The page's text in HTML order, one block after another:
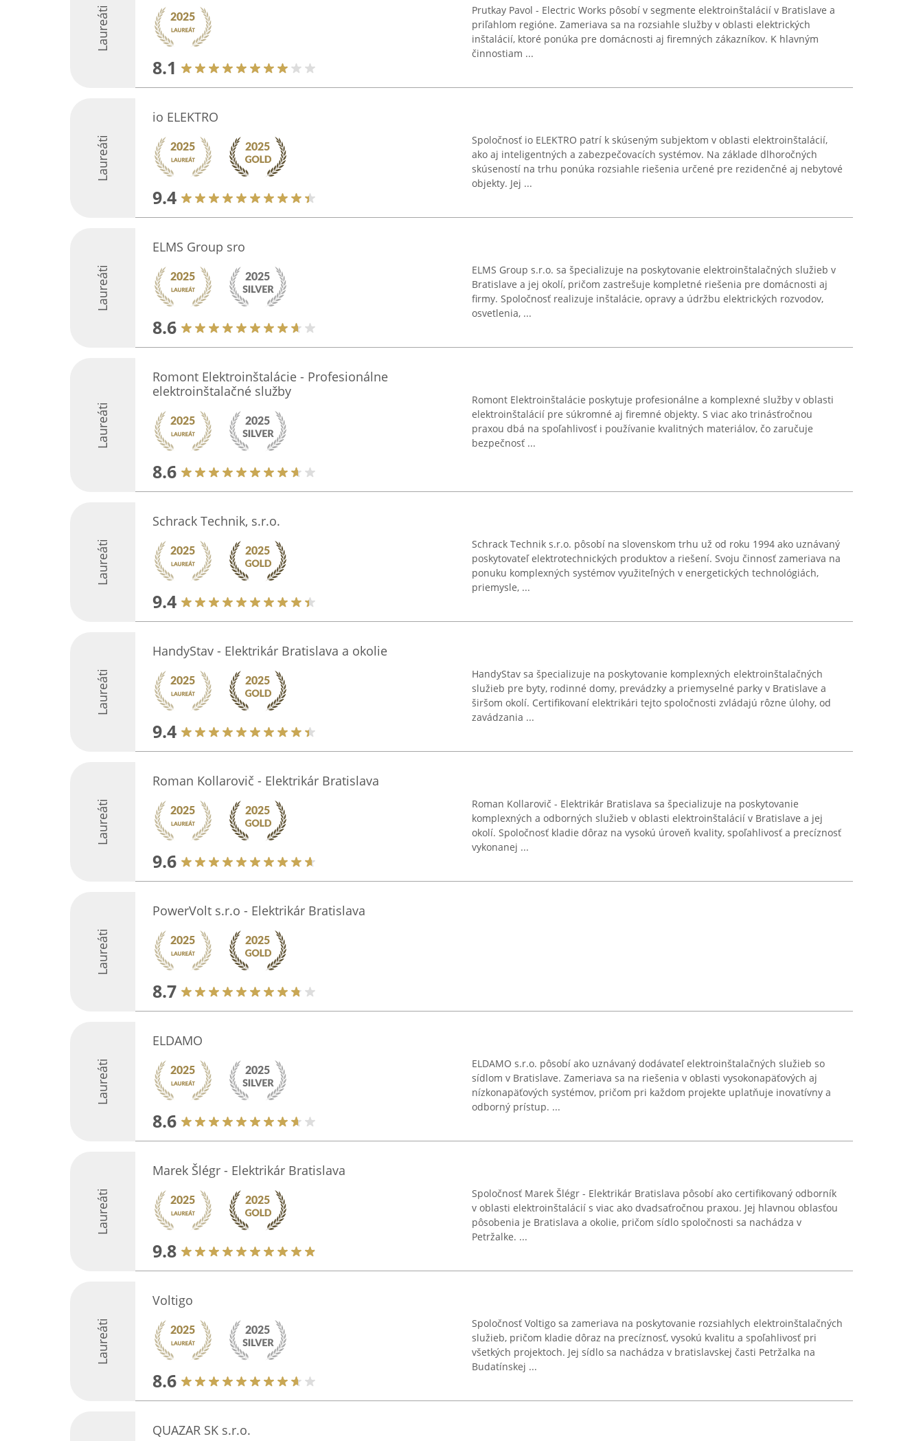
Laureáti
8.1
Prutkay Pavol - Electric Works pôsobí v segmente elektroinštalácií v Bratislave a
priľahlom regióne. Zameriava sa na rozsiahle služby v oblasti elektrických
inštalácií, ktoré ponúka pre domácnosti aj firemných zákazníkov. K hlavným
činnostiam ...
Laureáti
io ELEKTRO
9.4
Spoločnosť io ELEKTRO patrí k skúseným subjektom v oblasti elektroinštalácií,
ako aj inteligentných a zabezpečovacích systémov. Na základe dlhoročných
skúseností na trhu ponúka rozsiahle riešenia určené pre rezidenčné aj nebytové
objekty. Jej ...
Laureáti
ELMS Group sro
8.6
ELMS Group s.r.o. sa špecializuje na poskytovanie elektroinštalačných služieb v
Bratislave a jej okolí, pričom zastrešuje kompletné riešenia pre domácnosti aj
firmy. Spoločnosť realizuje inštalácie, opravy a údržbu elektrických rozvodov,
osvetlenia, ...
Laureáti
Romont Elektroinštalácie - Profesionálne
elektroinštalačné služby
8.6
Romont Elektroinštalácie poskytuje profesionálne a komplexné služby v oblasti
elektroinštalácií pre súkromné aj firemné objekty. S viac ako trinásťročnou
praxou dbá na spoľahlivosť i používanie kvalitných materiálov, čo zaručuje
bezpečnosť ...
Laureáti
Schrack Technik, s.r.o.
9.4
Schrack Technik s.r.o. pôsobí na slovenskom trhu už od roku 1994 ako uznávaný
poskytovateľ elektrotechnických produktov a riešení. Svoju činnosť zameriava na
ponuku komplexných systémov využiteľných v energetických technológiách,
priemysle, ...
Laureáti
HandyStav - Elektrikár Bratislava a okolie
9.4
HandyStav sa špecializuje na poskytovanie komplexných elektroinštalačných
služieb pre byty, rodinné domy, prevádzky a priemyselné parky v Bratislave a
širšom okolí. Certifikovaní elektrikári tejto spoločnosti zvládajú rôzne úlohy, od
zavádzania ...
Laureáti
Roman Kollarovič - Elektrikár Bratislava
9.6
Roman Kollarovič - Elektrikár Bratislava sa špecializuje na poskytovanie
komplexných a odborných služieb v oblasti elektroinštalácií v Bratislave a jej
okolí. Spoločnosť kladie dôraz na vysokú úroveň kvality, spoľahlivosť a precíznosť
vykonanej ...
Laureáti
PowerVolt s.r.o - Elektrikár Bratislava
8.7
Laureáti
ELDAMO
8.6
ELDAMO s.r.o. pôsobí ako uznávaný dodávateľ elektroinštalačných služieb so
sídlom v Bratislave. Zameriava sa na riešenia v oblasti vysokonapäťových aj
nízkonapäťových systémov, pričom pri každom projekte uplatňuje inovatívny a
odborný prístup. ...
Laureáti
Marek Šlégr - Elektrikár Bratislava
9.8
Spoločnosť Marek Šlégr - Elektrikár Bratislava pôsobí ako certifikovaný odborník
v oblasti elektroinštalácií s viac ako dvadsaťročnou praxou. Jej hlavnou oblasťou
pôsobenia je Bratislava a okolie, pričom sídlo spoločnosti sa nachádza v
Petržalke. ...
Laureáti
Voltigo
8.6
Spoločnosť Voltigo sa zameriava na poskytovanie rozsiahlych elektroinštalačných
služieb, pričom kladie dôraz na precíznosť, vysokú kvalitu a spoľahlivosť pri
všetkých projektoch. Jej sídlo sa nachádza v bratislavskej časti Petržalka na
Budatínskej ...
QUAZAR SK s.r.o.